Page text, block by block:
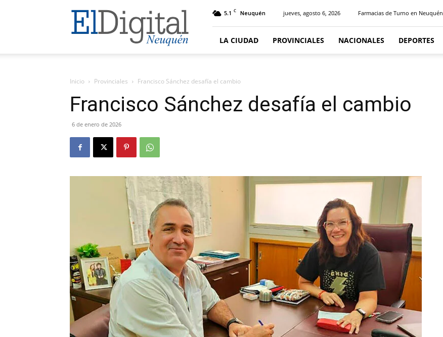
El
Digital
Neuquen
5.1 C Neuquén jueves, agosto 6, 2026 Farmacias de Turno en Neuquén
LA CIUDAD PROVINCIALES NACIONALES DEPORTES
Inicio Provinciales Francisco Sánchez desafía el cambio
Francisco Sánchez desafía el cambio
6 de enero de 2026